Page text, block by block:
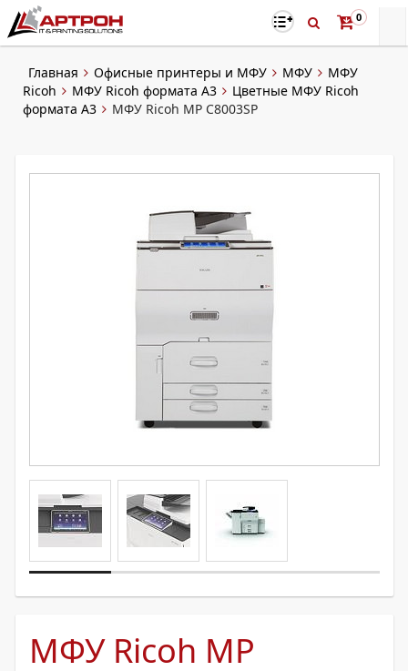
0
Главная Офисные принтеры и МФУ МФУ
МФУ
Ricoh
МФУ Ricoh формата A3
Цветные МФУ Ricoh
формата A3
МФУ Ricoh MP C8003SP
МФУ Ricoh MP